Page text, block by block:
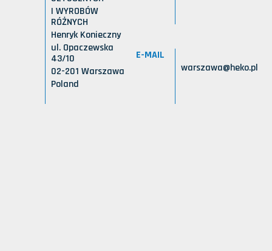
I WYROBÓW
RÓŻNYCH
Henryk Konieczny
ul. Opaczewska
43/10
02-201 Warszawa
Poland
E-MAIL
warszawa@heko.pl